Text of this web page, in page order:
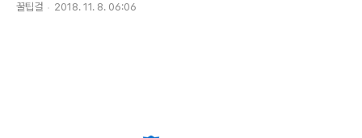
꿀팁걸 2018. 11. 8. 06:06